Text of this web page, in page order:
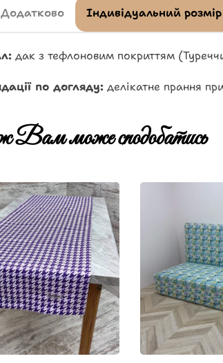
Додатково Індивідуальний розмір
дак з тефлоновим покриттям
по догляду: делікатне прання
може сподобатись